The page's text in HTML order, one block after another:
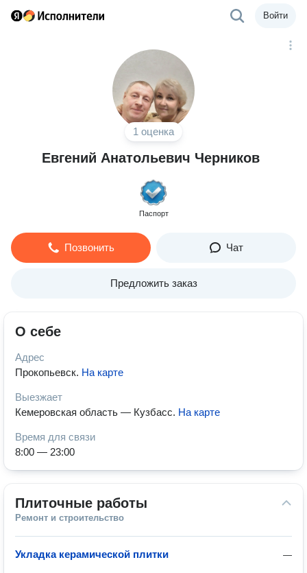
Войти
1 оценка
Евгений Анатольевич Черников
Паспорт
Позвонить Чат
Предложить заказ
О себе
Адрес
Прокопьевск. На карте
Выезжает
Кемеровская область — Кузбасс. На карте
Время для связи
8:00 — 23:00
Плиточные работы
Ремонт и строительство
—
Укладка керамической плитки